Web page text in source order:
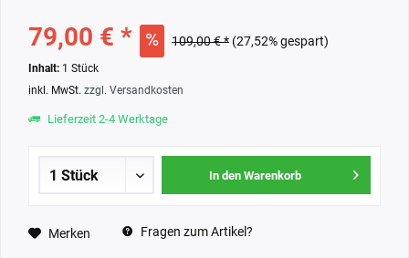
79,00 € * 109,00 € * (27,52% gespart)
Inhalt: 1 Stück
inkl. MwSt. zzgl. Versandkosten
Lieferzeit 2-4 Werktage
In den Warenkorb
Merken Fragen zum Artikel?